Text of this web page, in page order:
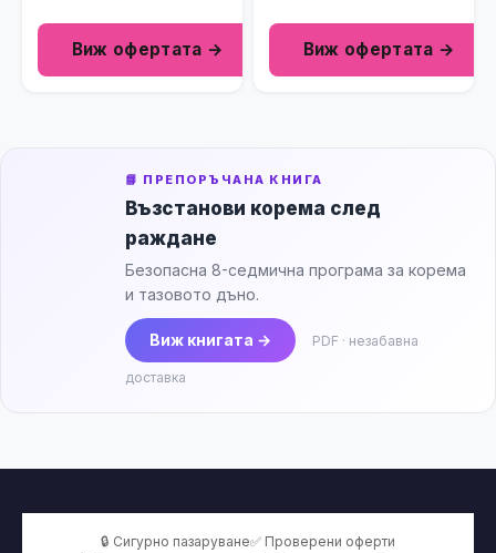
Виж офертата → Виж офертата →
📘 ПРЕПОРЪЧАНА КНИГА
Възстанови корема след
раждане
Безопасна 8-седмична програма за корема
и тазовото дъно.
Виж книгата → PDF · незабавна
доставка
🔒 Сигурно пазаруване✅ Проверени оферти